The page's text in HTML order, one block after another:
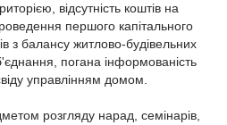
відсутність коштів на
першого капітального
з балансу житлово-будівельних
погана інформованість
управлінням домом.
розгляду нарад, семінарів,